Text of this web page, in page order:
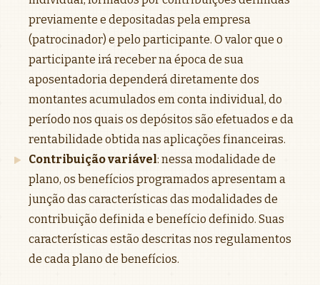
previamente e depositadas pela empresa
(patrocinador) e pelo participante. O valor que o
participante irá receber na época de sua
aposentadoria dependerá diretamente dos
montantes acumulados em conta individual, do
período nos quais os depósitos são efetuados e da
rentabilidade obtida nas aplicações financeiras.
Contribuição variável: nessa modalidade de
plano, os benefícios programados apresentam a
junção das características das modalidades de
contribuição definida e benefício definido. Suas
características estão descritas nos regulamentos
de cada plano de benefícios.